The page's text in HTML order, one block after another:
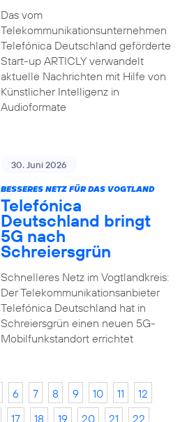
Das vom
Telekommunikationsunternehmen
Telefónica Deutschland geförderte
Start-up ARTICLY verwandelt
aktuelle Nachrichten mit Hilfe von
Künstlicher Intelligenz in
Audioformate
30. Juni 2026
BESSERES NETZ FÜR DAS VOGTLAND
Telefónica
Deutschland bringt
5G nach
Schreiersgrün
Schnelleres Netz im Vogtlandkreis:
Der Telekommunikationsanbieter
Telefónica Deutschland hat in
Schreiersgrün einen neuen 5G-
Mobilfunkstandort errichtet
6 7 8 9 10 11
12
17 18 19 20 21 22